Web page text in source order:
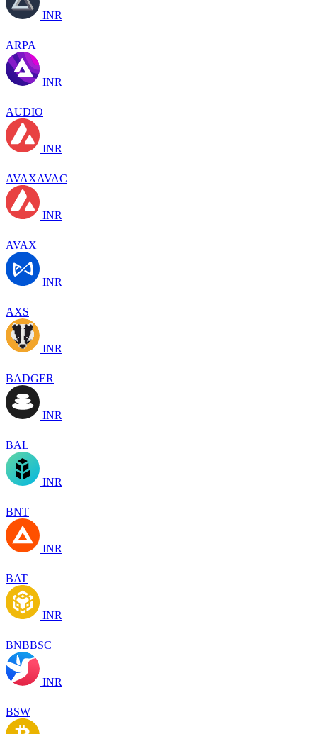
INR
ARPA
INR
AUDIO
INR
AVAXAVAC
INR
AVAX
INR
AXS
INR
BADGER
INR
BAL
INR
BNT
INR
BAT
INR
BNBBSC
INR
BSW